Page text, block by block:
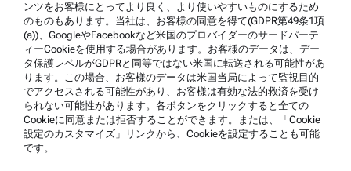
内部告発制度
製品サポート
アントンパール社の認定サービス
安全宣言書
アントンパール・テクニカルセンター
ンツをお客様にとってより良く、より使いやすいものにするため
のものもあります。当社は、お客様の同意を得て(GDPR第49条1項
(a))、GoogleやFacebookなど米国のプロバイダーのサードパーテ
ィーCookieを使用する場合があります。お客様のデータは、デー
タ保護レベルがGDPRと同等ではない米国に転送される可能性があ
ります。この場合、お客様のデータは米国当局によって監視目的
でアクセスされる可能性があり、お客様は有効な法的救済を受け
られない可能性があります。各ボタンをクリックすると全ての
Cookieに同意または拒否することができます。または、「Cookie
設定のカスタマイズ」リンクから、Cookieを設定することも可能
です。